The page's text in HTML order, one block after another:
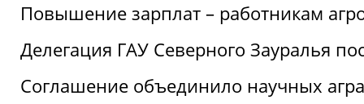
Повышение зарплат – работникам
Делегация ГАУ Северного Зауралья
Соглашение объединило научных